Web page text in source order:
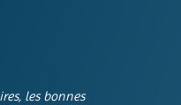
les bonnes